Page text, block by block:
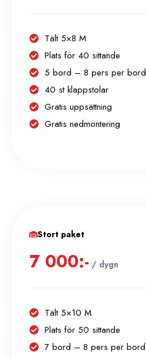
Tält 5×8 M
Plats för 40 sittande
5 bord – 8 pers per bord
40 st klappstolar
Gratis uppsättning
Gratis nedmontering
Stort paket
7 000:- / dygn
Tält 5×10 M
Plats för 50 sittande
7 bord – 8 pers per bord